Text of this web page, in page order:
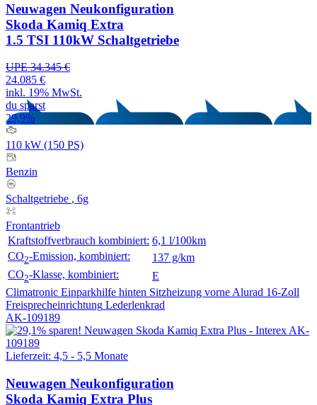
Neuwagen Neukonfiguration
Skoda Kamiq Extra
1.5 TSI 110kW Schaltgetriebe
UPE 34.345 €
24.085 €
inkl. 19% MwSt.
du sparst
29,9%
110 kW (150 PS)
Benzin
Schaltgetriebe , 6g
Frontantrieb
Kraftstoffverbrauch kombiniert: 6,1 l/100km
CO2-Emission, kombiniert:
137 g/km
CO2-Klasse, kombiniert:
E
Climatronic Einparkhilfe hinten Sitzheizung vorne Alurad 16-Zoll
Freisprecheinrichtung Lederlenkrad
AK-109189
Lieferzeit: 4,5 - 5,5 Monate
Neuwagen Neukonfiguration
Skoda Kamiq Extra Plus